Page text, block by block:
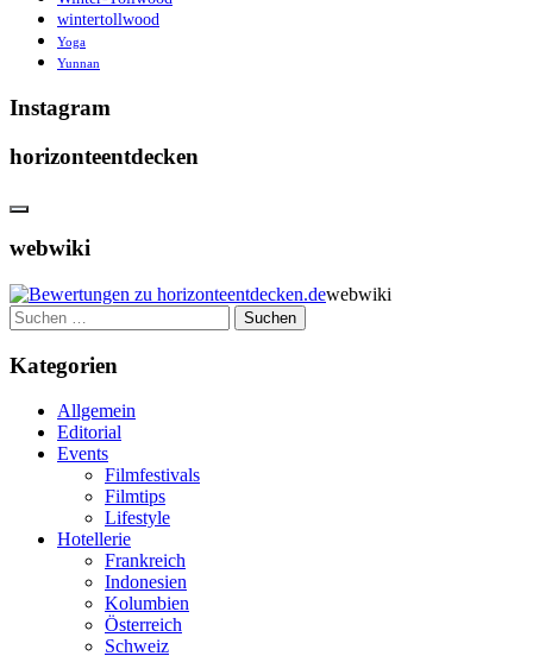
wintertollwood
Yoga
Yunnan
Instagram
horizonteentdecken
webwiki
webwiki
Suchen
nach:
Kategorien
Allgemein
Editorial
Events
Filmfestivals
Filmtips
Lifestyle
Hotellerie
Frankreich
Indonesien
Kolumbien
Österreich
Schweiz